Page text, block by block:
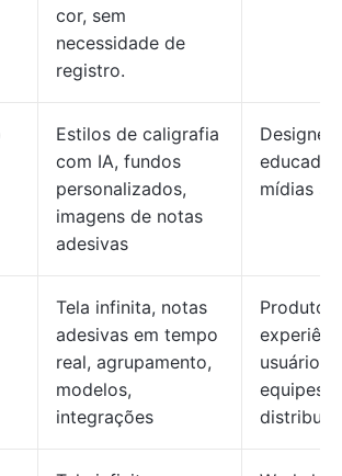
cor, sem
necessidade de
registro.
Estilos de caligrafia
com IA, fundos
personalizados,
imagens de notas
adesivas
mídias
Tela infinita, notas
adesivas em tempo
real, agrupamento,
modelos,
integrações
Produto,
usuário,
equipes